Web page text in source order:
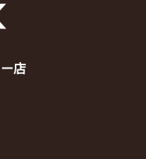
店